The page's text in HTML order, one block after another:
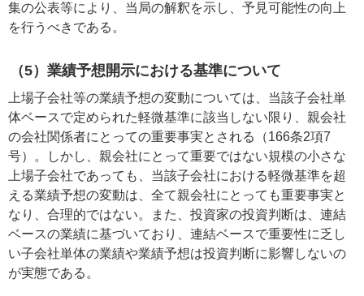
集の公表等により、当局の解釈を示し、予見可能性の向上
を行うべきである。
（5）業績予想開示における基準について
上場子会社等の業績予想の変動については、当該子会社単
体ベースで定められた軽微基準に該当しない限り、親会社
の会社関係者にとっての重要事実とされる（166条2項7
号）。しかし、親会社にとって重要ではない規模の小さな
上場子会社であっても、当該子会社における軽微基準を超
える業績予想の変動は、全て親会社にとっても重要事実と
なり、合理的ではない。また、投資家の投資判断は、連結
ベースの業績に基づいており、連結ベースで重要性に乏し
い子会社単体の業績や業績予想は投資判断に影響しないの
が実態である。